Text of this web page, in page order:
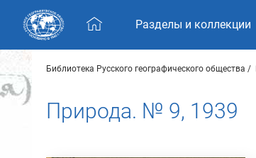
Skip navigation
Разделы и коллекции
Библиотека Русского географического общества
Природа. № 9, 1939